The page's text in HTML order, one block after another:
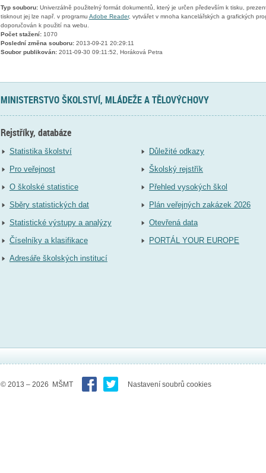
Typ souboru:Univerzálně použitelný formát dokumentů, který je určen především k tisku,
tisknout jej lze např. v programu Adobe Reader, vytvářet v mnoha kancelářských a grafických
doporučován k použití na webu.
Počet stažení:1070
Poslední změna souboru:2013-09-21 20:29:11
Soubor publikován:2011-09-30 09:11:52, Horáková Petra
MINISTERSTVO ŠKOLSTVÍ, MLÁDEŽE A TĚLOVÝCHOVY
Rejstříky, databáze
Statistika školství
Pro veřejnost
O školské statistice
Sběry statistických dat
Statistické výstupy a analýzy
Číselníky a klasifikace
Adresáře školských institucí
Důležité odkazy
Školský rejstřík
Přehled vysokých škol
Plán veřejných zakázek 2026
Otevřená data
PORTÁL YOUR EUROPE
© 2013 – 2026 MŠMT Nastavení soubrů cookies